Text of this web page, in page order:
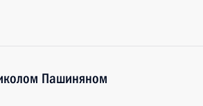
Пашиняном